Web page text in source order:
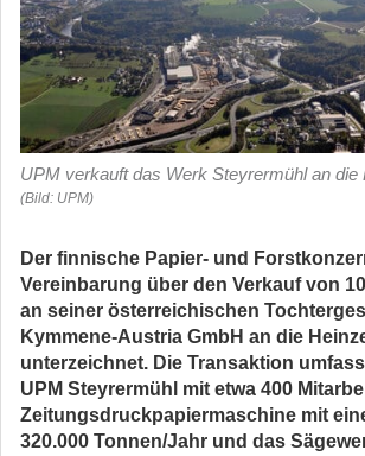
UPM verkauft das Werk Steyrermühl an die
(Bild: UPM)
Der finnische Papier- und
Vereinbarung über den Verkauf von
an seiner österreichischen
Kymmene-Austria GmbH an die
unterzeichnet. Die Transaktion
UPM Steyrermühl mit etwa 400
Zeitungsdruckpapiermaschine mit
320.000 Tonnen/Jahr und das